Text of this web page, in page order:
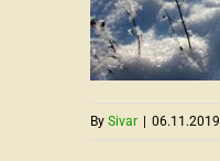
By Sivar 06.11.2019